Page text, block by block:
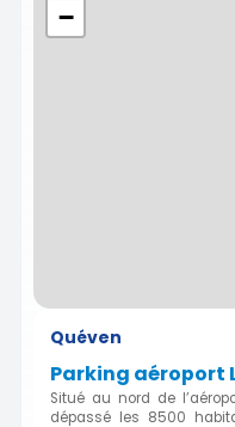
−
Quéven
Parking aéroport
Situé au nord de
dépassé les 8500